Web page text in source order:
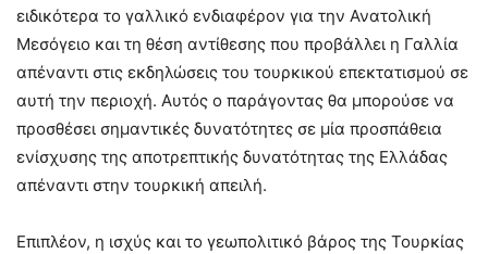
ειδικότερα το γαλλικό ενδιαφέρον για την Ανατολική
Μεσόγειο και τη θέση αντίθεσης που προβάλλει η Γαλλία
απέναντι στις εκδηλώσεις του τουρκικού επεκτατισμού σε
αυτή την περιοχή. Αυτός ο παράγοντας θα μπορούσε να
προσθέσει σημαντικές δυνατότητες σε μία προσπάθεια
ενίσχυσης της αποτρεπτικής δυνατότητας της Ελλάδας
απέναντι στην τουρκική απειλή.
Επιπλέον, η ισχύς και το γεωπολιτικό βάρος της Τουρκίας